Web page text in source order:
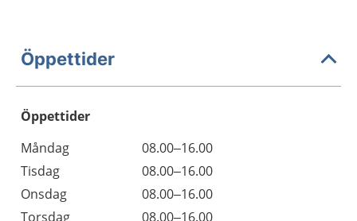
Öppettider
Öppettider
Dag
Öppettider
Kommentarer
Måndag
08.00–16.00
Tisdag
08.00–16.00
Onsdag
08.00–16.00
Torsdag
08.00–16.00